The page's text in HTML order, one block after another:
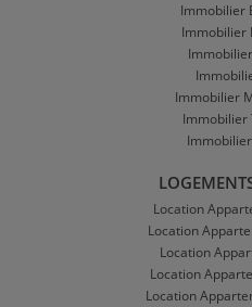
Immobilier
Immobilier
Immobilier
Immobilier
Location
Location
Location
Location
Location